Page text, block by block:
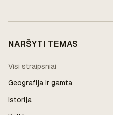
NARŠYTI TEMAS
Visi straipsniai
Geografija ir gamta
Istorija